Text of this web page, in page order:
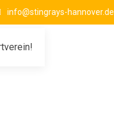
info@stingrays-hannover.de